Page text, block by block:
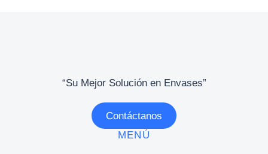
“Su Mejor Solución en Envases”
Contáctanos
MENÚ